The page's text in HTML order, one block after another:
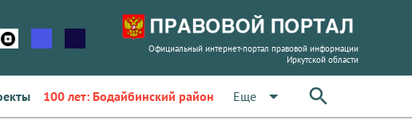
Официальный интернет-портал правовой информации
Иркутской области
100 лет: Бодайбинский район Еще arrow_drop_down